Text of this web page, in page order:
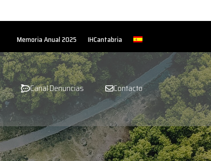
Memoria Anual 2025 IHCantabria
Canal Denuncias Contacto